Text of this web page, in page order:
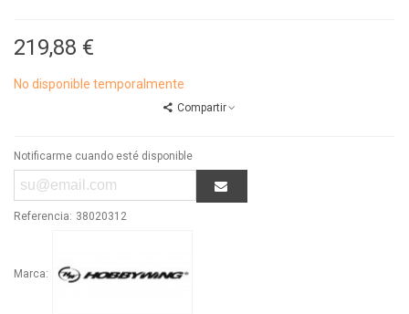
219,88 €
No disponible temporalmente
Compartir
Notificarme cuando esté disponible
Referencia: 38020312
Marca: